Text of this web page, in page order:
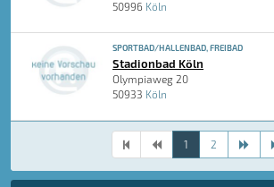
50996 Köln
SPORTBAD/HALLENBAD, FREIBAD
Stadionbad Köln
Olympiaweg 20
50933 Köln
1 2